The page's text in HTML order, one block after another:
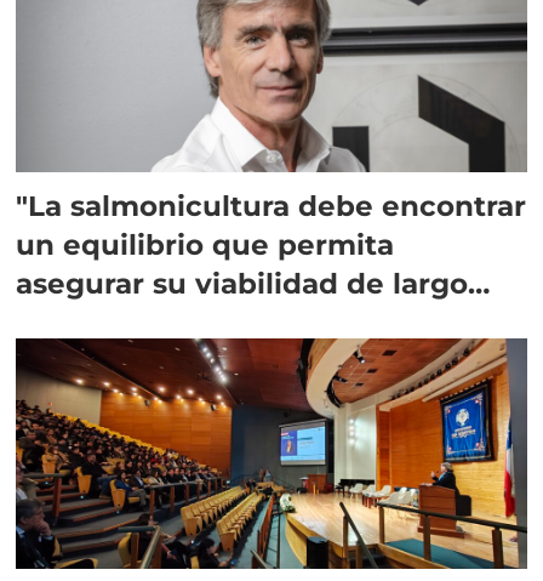
"La salmonicultura debe encontrar
un equilibrio que permita
asegurar su viabilidad de largo